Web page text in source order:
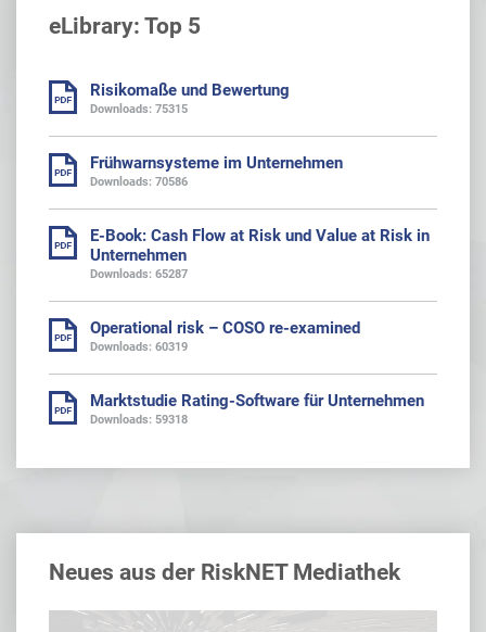
eLibrary: Top 5
Risikomaße und Bewertung
Downloads: 75315
Frühwarnsysteme im Unternehmen
Downloads: 70586
E-Book: Cash Flow at Risk und Value at Risk in
Unternehmen
Downloads: 65287
Operational risk – COSO re-examined
Downloads: 60319
Marktstudie Rating-Software für Unternehmen
Downloads: 59318
Neues aus der RiskNET Mediathek